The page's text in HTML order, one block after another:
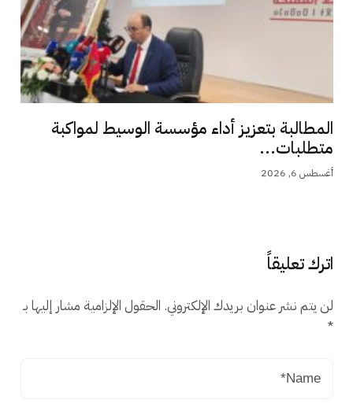
المطالبة بتعزيز أداء مؤسسة الوسيط لمواكبة
متطلبات...
أغسطس 6, 2026
اترك تعليقاً
لن يتم نشر عنوان بريدك الإلكتروني. الحقول الإلزامية مشار إليها بـ
*